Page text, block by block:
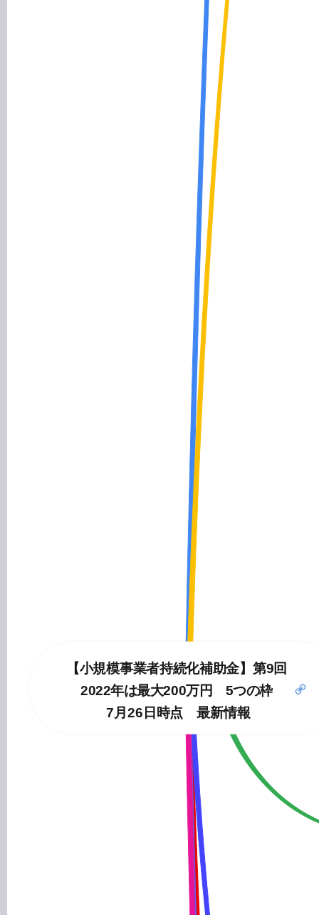
【小規模事業者持続化補助金】第9回
2022年は最大200万円　5つの枠
7月26日時点　最新情報